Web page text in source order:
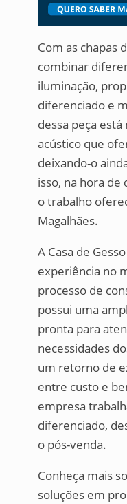
Com as chapas
combinar
iluminação,
diferenciado e
dessa peça
acústico que
deixando-o
isso, na hora de
o trabalho
Magalhães.
A Casa de
experiência no
processo de
possui uma
pronta para
necessidades
um retorno de
entre custo e
empresa
diferenciado,
o pós-venda.
Conheça mais
soluções em